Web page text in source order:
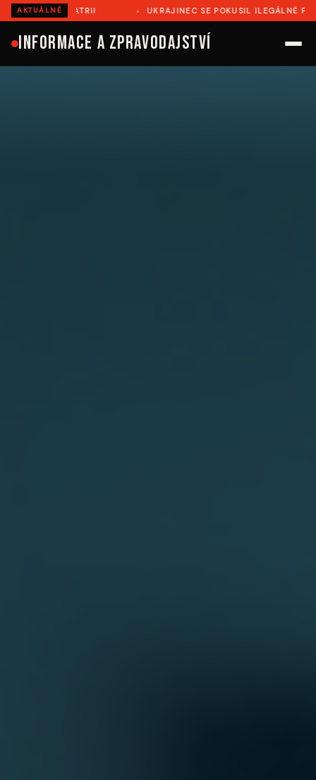
AKTUÁLNĚ UKRAJINEC SE POKUSIL ILEGÁLNĚ PŘEJÍT DO
Informace a zpravodajství